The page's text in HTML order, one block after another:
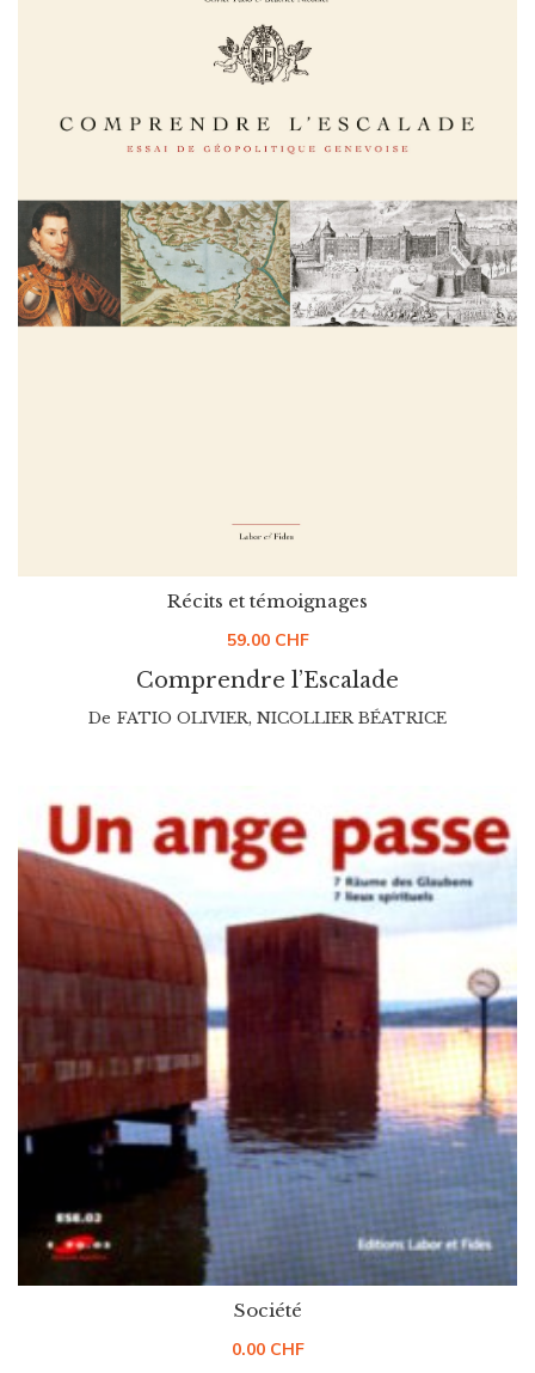
Comprendre l’Escalade
Récits et témoignages
59.00 CHF
De FATIO OLIVIER, NICOLLIER BÉATRICE
Société
0.00 CHF